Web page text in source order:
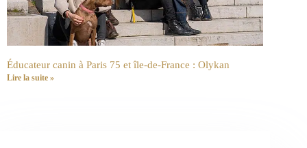
Éducateur canin à Paris 75 et île-de-France : Olykan
Lire la suite »